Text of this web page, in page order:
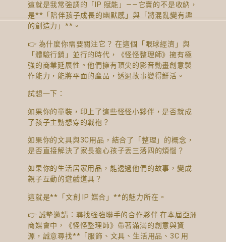
這就是我常強調的「IP 賦能」——它賣的不是收納，
是**「陪伴孩子成長的幽默感」與「將混亂變有趣
的創造力」**。
👉 為什麼你需要關注它？ 在這個「眼球經濟」與
「體驗行銷」並行的時代，《怪怪整理師》擁有極
強的商業延展性。他們擁有頂尖的影音動畫創意製
作能力，能將平面的產品，透過故事變得鮮活。
試想一下：
如果你的童裝，印上了這些怪怪小夥伴，是否就成
了孩子主動想穿的戰袍？
如果你的文具與3C用品，結合了「整理」的概念，
是否直接解決了家長擔心孩子丟三落四的煩惱？
如果你的生活居家用品，能透過他們的故事，變成
親子互動的遊戲道具？
這就是**「文創 IP 媒合」**的魅力所在。
👉 誠摯邀請：尋找強強聯手的合作夥伴 在本屆亞洲
商媒會中，《怪怪整理師》帶著滿滿的創意與資
源，誠意尋找**「服飾、文具、生活用品、3C 用